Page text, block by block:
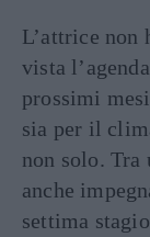
L’attrice non
vista
prossimi
sia per il
non solo. Tra
anche
settima